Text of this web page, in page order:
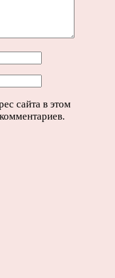
сайта в этом